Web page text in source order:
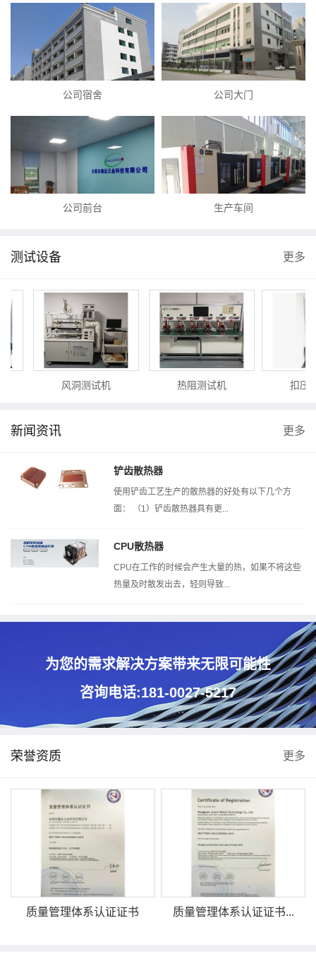
公司宿舍 公司大门
公司前台 生产车间
测试设备 更多
风洞测试机 热阻测试机 扣压测
新闻资讯 更多
铲齿散热器
使用铲齿工艺生产的散热器的好处有以下几个方
面： （1）铲齿散热器具有更...
CPU散热器
CPU在工作的时候会产生大量的热，如果不将这些
热量及时散发出去，轻则导致...
为您的需求解决方案带来无限可能性
咨询电话:181-0027-5217
荣誉资质 更多
质量管理体系认证证书 质量管理体系认证证书...